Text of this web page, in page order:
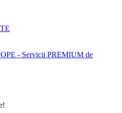
- Servicii PREMIUM de